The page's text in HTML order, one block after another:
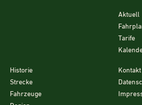
Aktuell
Tarife
Historie
Strecke
Fahrzeuge
Kontakt